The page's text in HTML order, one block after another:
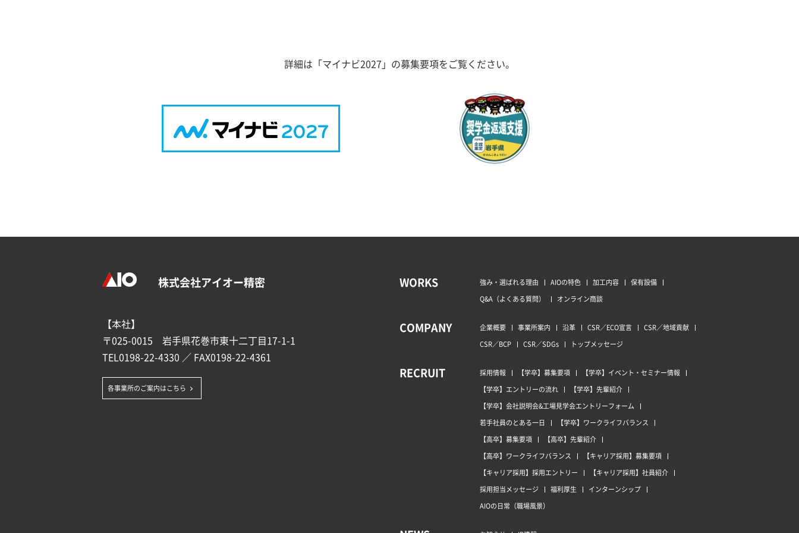
詳細は「マイナビ2027」の募集要項をご覧ください。
株式会社アイオー精密
【本社】
〒025-0015 岩手県花巻市東十二丁目17-1-1
TEL0198-22-4330 ／ FAX0198-22-4361
各事業所のご案内はこちら
WORKS 強み・選ばれる理由 AIOの特色 加工内容
保有設備
Q&A（よくある質問）
オンライン商談
COMPANY 企業概要 事業所案内 沿革 CSR／ECO宣言
CSR／地域貢献
CSR／BCP
CSR／SDGs トップメッセージ
RECRUIT 採用情報 【学卒】募集要項
【学卒】イベント・セミナー情報
【学卒】エントリーの流れ
【学卒】先輩紹介
【学卒】会社説明会&工場見学会エントリーフォーム
若手社員のとある一日
【学卒】ワークライフバランス
【高卒】募集要項
【高卒】先輩紹介
【高卒】ワークライフバランス
【キャリア採用】募集要項
【キャリア採用】採用エントリー
【キャリア採用】社員紹介
採用担当メッセージ
福利厚生
インターンシップ
AIOの日常（職場風景）